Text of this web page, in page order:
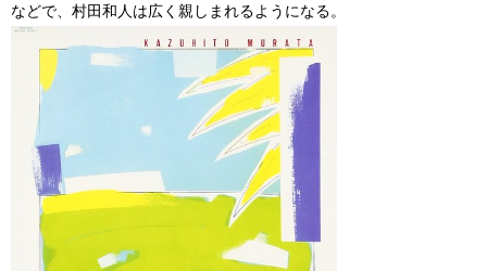
などで、村田和人は広く親しまれるようになる。